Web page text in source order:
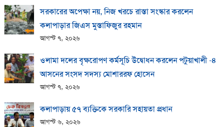
সরকারের অপেক্ষা নয়, নিজ খরচে রাস্তা সংস্কার করলেন
কলাপাড়ার জিএস মুস্তাফিজুর রহমান
আগস্ট ৭, ২০২৬
ওলামা দলের বৃক্ষরোপণ কর্মসূচি উদ্বোধন করলেন পটুয়াখালী -৪
আসনের সংসদ সদস্য মোশাররফ হোসেন
আগস্ট ৭, ২০২৬
কলাপাড়ায় ​৫৭ ব্যক্তিকে সরকারি সহায়তা প্রধান
আগস্ট ৬, ২০২৬